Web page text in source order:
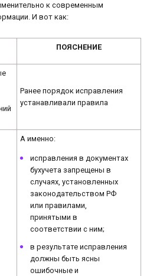
к современным
И вот как:
ПОЯСНЕНИЕ
Ранее порядок исправления
устанавливали правила
А именно:
исправления в документах
бухучета запрещены в
случаях, установленных
законодательством РФ
или правилами,
принятыми в
соответствии с ним;
в результате исправления
должны быть ясны
ошибочные и